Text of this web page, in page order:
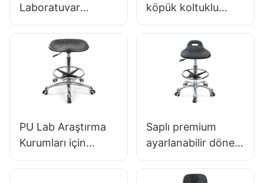
Laboratuvar
Taburesi Küçük PU
koltuk ayarlanabilir
yükseklik &
Laboratuvar IC için
5 Yıldızlı Taban003
köpük koltuklu
ergonomik döner
sandalye & ESD
Bilim Laboratuvarı
Dışkı Yüksekliği
Boyunca
Uyarlanabilir Ayak
Laboratuvarlar için
Alüminyum 5 Yıldızlı
Base & Temiz
PU Lab Araştırma
Kurumları için
Endüstriyel
Saplı premium
ayarlanabilir döner
sandalye, intergal
köpük koltuk & pu